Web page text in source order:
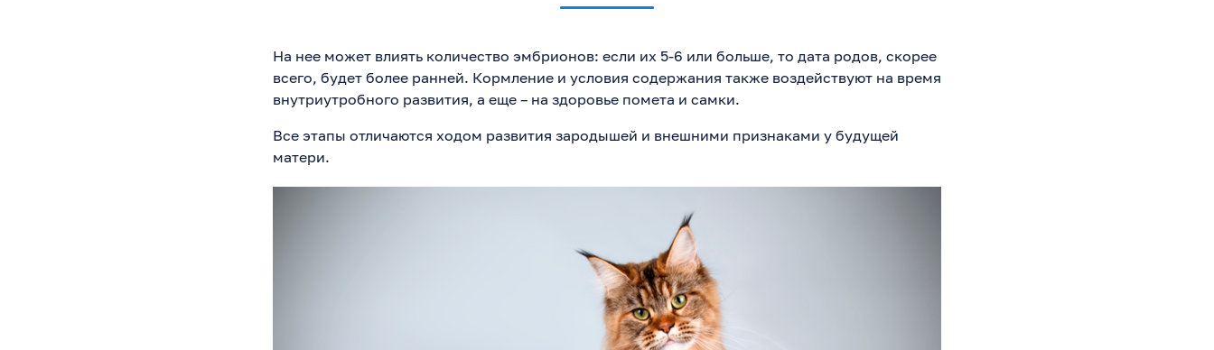
На нее может влиять количество эмбрионов: если их 5-6 или больше, то дата родов, скорее
всего, будет более ранней. Кормление и условия содержания также воздействуют на время
внутриутробного развития, а еще – на здоровье помета и самки.
Все этапы отличаются ходом развития зародышей и внешними признаками у будущей
матери.